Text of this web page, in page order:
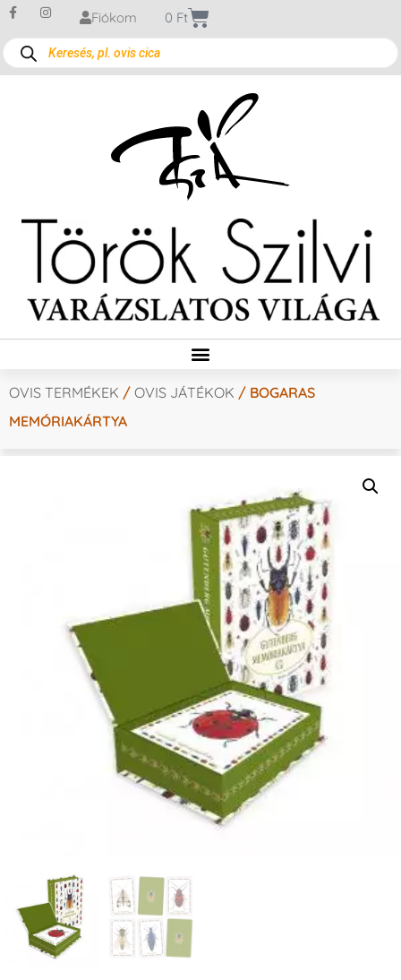
Fiókom 0 Ft
OVIS TERMÉKEK / OVIS JÁTÉKOK / BOGARAS
MEMÓRIAKÁRTYA